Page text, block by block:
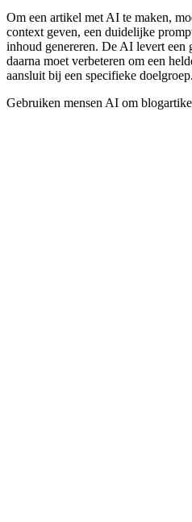
Om een artikel met AI te maken,
context geven, een duidelijke
inhoud genereren. De AI levert een
daarna moet verbeteren om een
aansluit bij een specifieke doelgroep.
Gebruiken mensen AI om